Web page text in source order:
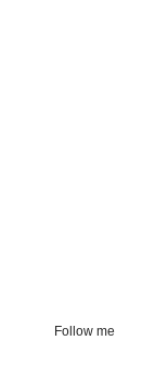
Follow me